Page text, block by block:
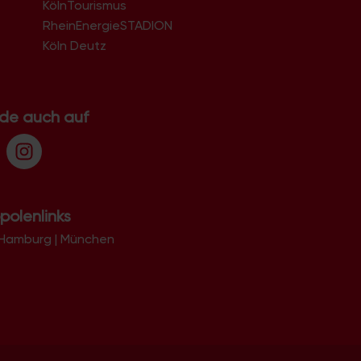
51069
51103
51107
51147
KölnTourismus
RheinEnergieSTADION
Köln Deutz
auch auf
| München